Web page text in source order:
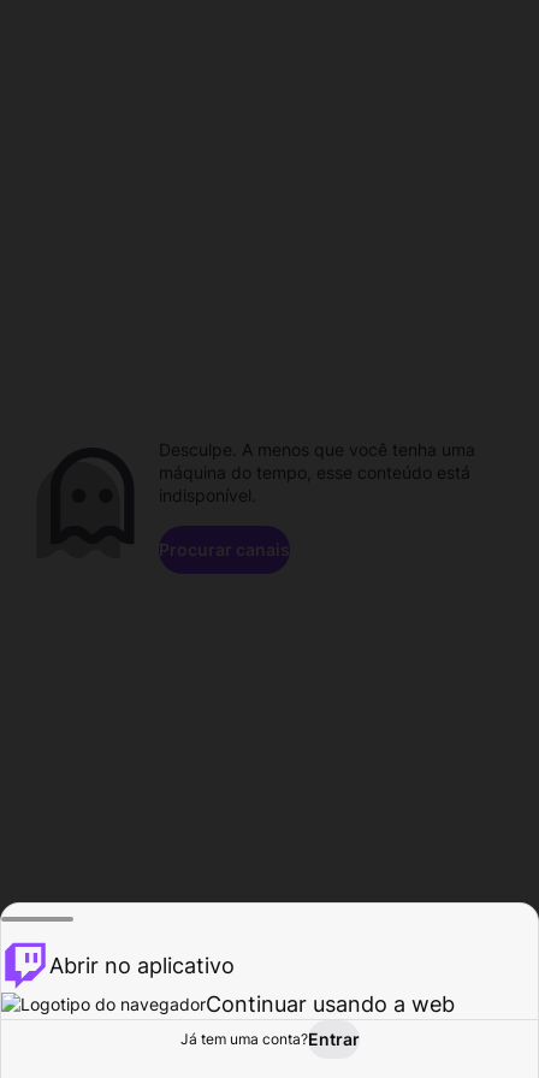
Procurar Atividade
Desculpe. A menos que você tenha uma
máquina do tempo, esse conteúdo está
indisponível.
Procurar canais
Abrir no aplicativo
Continuar usando a web
Já tem uma conta?Entrar